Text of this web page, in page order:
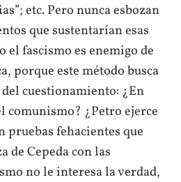
etc. Pero nunca esbozan
que sustentarían esas
el fascismo es enemigo de
porque este método busca
cuestionamiento: ¿En
comunismo? ¿Petro ejerce
fehacientes que
de Cepeda con las
no le interesa la verdad,